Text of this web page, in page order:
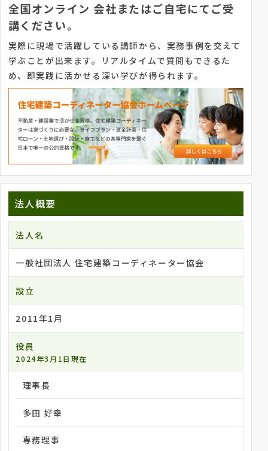
全国オンライン 会社またはご自宅にてご受
講ください。
実際に現場で活躍している講師から、実務事例を交えて
学ぶことが出来ます。リアルタイムで質問もできるた
め、即実践に活かせる深い学びが得られます。
法人概要
法人名
一般社団法人 住宅建築コーディネーター協会
設立
2011年1月
役員
2024年3月1日現在
理事長
多田 好幸
専務理事